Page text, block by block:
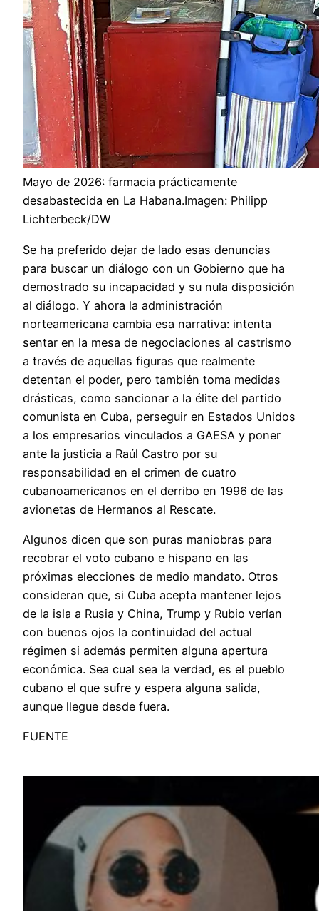
Mayo de 2026: farmacia prácticamente
desabastecida en La Habana.Imagen: Philipp
Lichterbeck/DW
Se ha preferido dejar de lado esas denuncias
para buscar un diálogo con un Gobierno que ha
demostrado su incapacidad y su nula disposición
al diálogo. Y ahora la administración
norteamericana cambia esa narrativa: intenta
sentar en la mesa de negociaciones al castrismo
a través de aquellas figuras que realmente
detentan el poder, pero también toma medidas
drásticas, como sancionar a la élite del partido
comunista en Cuba, perseguir en Estados Unidos
a los empresarios vinculados a GAESA y poner
ante la justicia a Raúl Castro por su
responsabilidad en el crimen de cuatro
cubanoamericanos en el derribo en 1996 de las
avionetas de Hermanos al Rescate.
Algunos dicen que son puras maniobras para
recobrar el voto cubano e hispano en las
próximas elecciones de medio mandato. Otros
consideran que, si Cuba acepta mantener lejos
de la isla a Rusia y China, Trump y Rubio verían
con buenos ojos la continuidad del actual
régimen si además permiten alguna apertura
económica. Sea cual sea la verdad, es el pueblo
cubano el que sufre y espera alguna salida,
aunque llegue desde fuera.
FUENTE